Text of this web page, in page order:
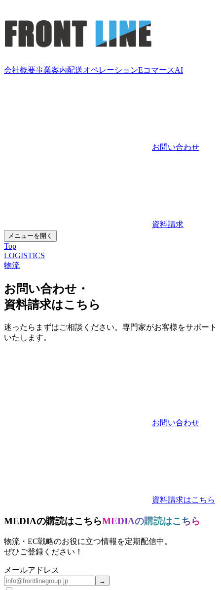
会社概要事業案内配送オペレーションEコマースAI
お問い合わせ
資料請求
メニューを開く
Top
LOGISTICS
物流
お問い合わせ・
資料請求はこちら
迷ったらまずはご相談ください。専門家がお客様をサポート
いたします。
お問い合わせ
資料請求はこちら
MEDIAの購読はこちらMEDIAの購読はこちら
物流・EC戦略のお役に立つ情報を定期配信中。
ぜひご登録ください！
メールアドレス
→